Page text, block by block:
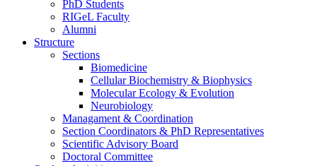
PhD Students
RIGeL Faculty
Alumni
Structure
Sections
Biomedicine
Cellular Biochemistry & Biophysics
Molecular Ecology & Evolution
Neurobiology
Managament & Coordination
Section Coordinators & PhD Representatives
Scientific Advisory Board
Doctoral Committee